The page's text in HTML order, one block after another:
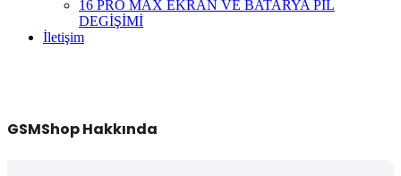
16 PRO MAX EKRAN VE BATARYA PİL
DEGİŞİMİ
İletişim
GSMShop Hakkında